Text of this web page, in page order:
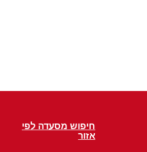
חיפוש מסעדה לפי
אזור